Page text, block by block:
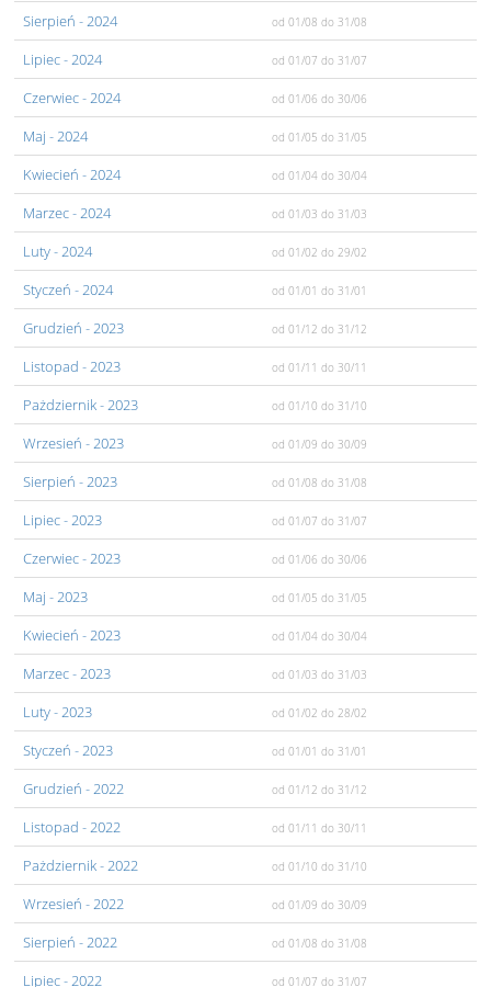
Sierpień - 2024 od 01/08 do 31/08
Lipiec- 2024 od 01/07 do 31/07
Czerwiec- 2024 od 01/06 do 30/06
Maj - 2024 od 01/05 do 31/05
Kwiecień - 2024 od 01/04 do 30/04
Marzec- 2024 od 01/03 do 31/03
Luty- 2024 od 01/02 do 29/02
Styczeń - 2024 od 01/01 do 31/01
Grudzień - 2023 od 01/12 do 31/12
Listopad - 2023 od 01/11 do 30/11
Pażdziernik- 2023 od 01/10 do 31/10
Wrzesień - 2023 od 01/09 do 30/09
Sierpień - 2023 od 01/08 do 31/08
Lipiec- 2023 od 01/07 do 31/07
Czerwiec- 2023 od 01/06 do 30/06
Maj - 2023 od 01/05 do 31/05
Kwiecień - 2023 od 01/04 do 30/04
Marzec- 2023 od 01/03 do 31/03
Luty- 2023 od 01/02 do 28/02
Styczeń - 2023 od 01/01 do 31/01
Grudzień - 2022 od 01/12 do 31/12
Listopad - 2022 od 01/11 do 30/11
Pażdziernik- 2022 od 01/10 do 31/10
Wrzesień - 2022 od 01/09 do 30/09
Sierpień - 2022 od 01/08 do 31/08
Lipiec- 2022 od 01/07 do 31/07